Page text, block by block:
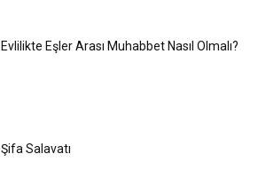
Evlilikte Eşler Arası Muhabbet Nasıl Olmalı?
Şifa Salavatı